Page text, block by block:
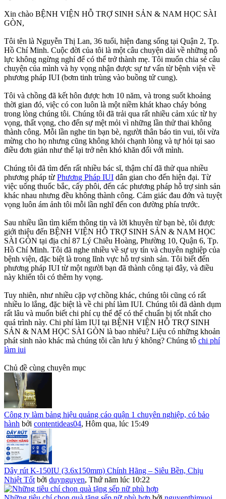
Xin chào BỆNH VIỆN HỖ TRỢ SINH SẢN & NAM HỌC SÀI
GÒN,
Tôi tên là Nguyễn Thị Lan, 36 tuổi, hiện đang sống tại Quận 2, Tp.
Hồ Chí Minh. Cuộc đời của tôi là một câu chuyện dài về những nỗ
lực không ngừng nghỉ để có thể trở thành mẹ. Tôi muốn chia sẻ câu
chuyện của mình và hy vọng nhận được sự tư vấn từ bệnh viện về
phương pháp IUI (bơm tinh trùng vào buồng tử cung).
Tôi và chồng đã kết hôn được hơn 10 năm, và trong suốt khoảng
thời gian đó, việc có con luôn là một niềm khát khao cháy bỏng
trong lòng chúng tôi. Chúng tôi đã trải qua rất nhiều cảm xúc từ hy
vọng, thất vọng, cho đến sự mệt mỏi vì những lần thử thai không
thành công. Mỗi lần nghe tin bạn bè, người thân báo tin vui, tôi vừa
mừng cho họ nhưng cũng không khỏi chạnh lòng và tự hỏi tại sao
điều đơn giản như thế lại trở nên khó khăn đối với mình.
Chúng tôi đã tìm đến rất nhiều bác sĩ, thậm chí đã thử qua nhiều
phương pháp từ Phương Pháp IUI dân gian cho đến hiện đại. Từ
việc uống thuốc bắc, cấy phôi, đến các phương pháp hỗ trợ sinh sản
khác nhau nhưng đều không thành công. Cảm giác đau đớn và tuyệt
vọng luôn ám ảnh tôi mỗi lần nghĩ đến con đường phía trước.
Sau nhiều lần tìm kiếm thông tin và lời khuyên từ bạn bè, tôi được
giới thiệu đến BỆNH VIỆN HỖ TRỢ SINH SẢN & NAM HỌC
SÀI GÒN tại địa chỉ 87 Lý Chiêu Hoàng, Phường 10, Quận 6, Tp.
Hồ Chí Minh. Tôi đã nghe nhiều về sự uy tín và chuyên nghiệp của
bệnh viện, đặc biệt là trong lĩnh vực hỗ trợ sinh sản. Tôi biết đến
phương pháp IUI từ một người bạn đã thành công tại đây, và điều
này khiến tôi có thêm hy vọng.
Tuy nhiên, như nhiều cặp vợ chồng khác, chúng tôi cũng có rất
nhiều lo lắng, đặc biệt là về chi phí làm IUI. Chúng tôi đã dành dụm
rất lâu và muốn biết chi phí cụ thể để có thể chuẩn bị tốt nhất cho
quá trình này. Chi phí làm IUI tại BỆNH VIỆN HỖ TRỢ SINH
SẢN & NAM HỌC SÀI GÒN là bao nhiêu? Liệu có những khoản
phát sinh nào khác mà chúng tôi cần lưu ý không? Chúng tô chi phí
làm iui
Chủ đề cùng chuyên mục
Công ty làm bảng hiệu quảng cáo quận 1 chuyên nghiệp, có bảo
hành bởi contentideas04, Hôm qua, lúc 15:49
Dây rút K-150IU (3.6x150mm) Chính Hãng – Siêu Bền, Chịu
Nhiệt Tốt bởi duynguyen, Thứ năm lúc 10:22